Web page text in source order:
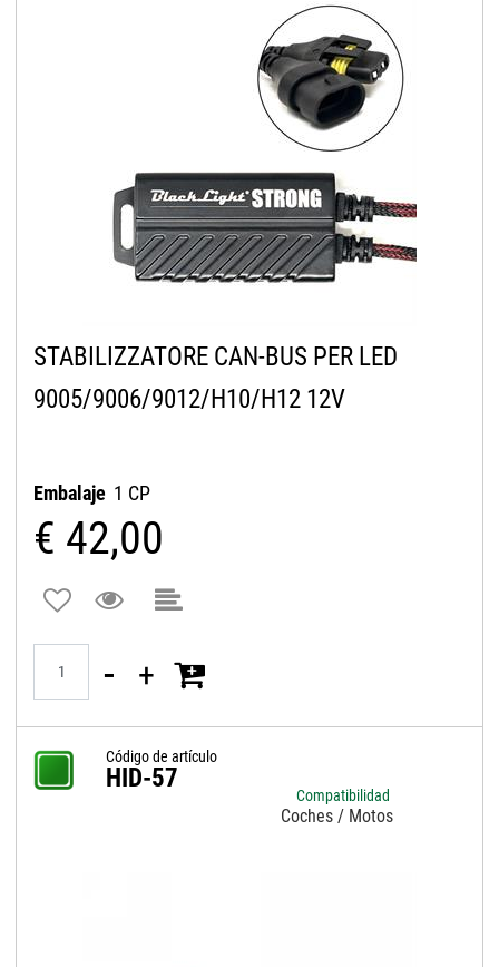
STABILIZZATORE CAN-BUS PER LED
9005/9006/9012/H10/H12 12V
Embalaje 1 CP
€ 42,00
Código de artículo
HID-57
Compatibilidad
Coches / Motos